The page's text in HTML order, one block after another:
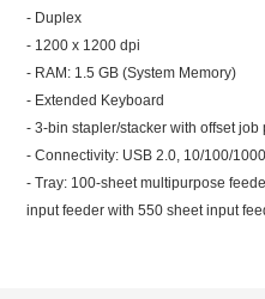
- Duplex
- 1200 x 1200 dpi
- RAM: 1.5 GB (System Memory)
- Extended Keyboard
- 3-bin stapler/stacker with offset job
- Connectivity: USB 2.0, 10/100/
- Tray: 100-sheet multipurpose
input feeder with 550 sheet input